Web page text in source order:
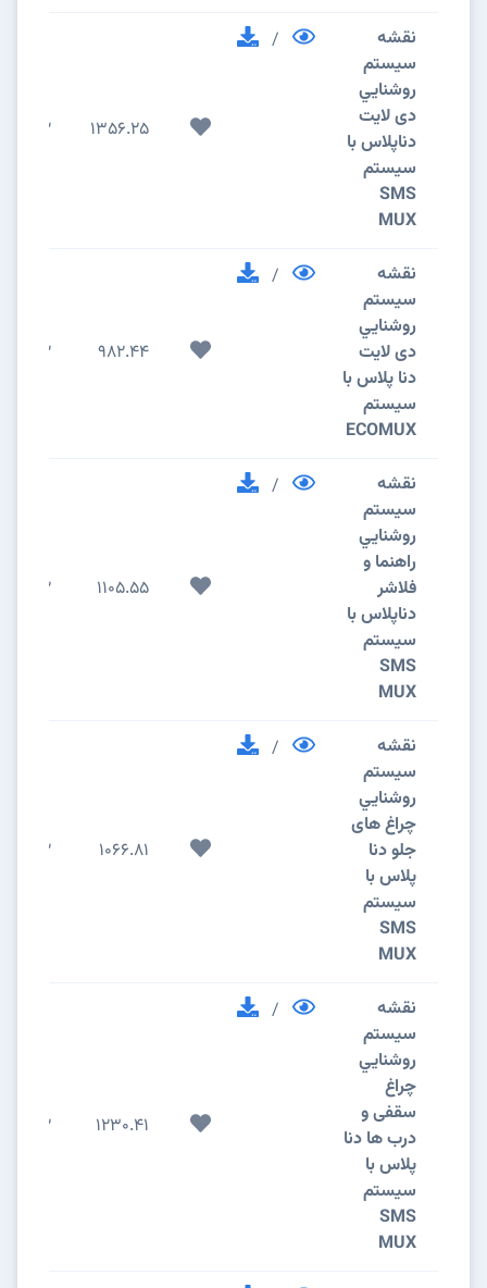
نقشه
سيستم
روشنايي
دی لایت
دناپلاس با
سیستم
SMS
MUX
/
1356.25
2
نقشه
سيستم
روشنايي
دی لایت
دنا پلاس با
سیستم
ECOMUX
/
982.44
2
نقشه
سيستم
روشنايي
راهنما و
فلاشر
دناپلاس با
سیستم
SMS
MUX
/
1105.55
2
نقشه
سيستم
روشنايي
چراغ های
جلو دنا
پلاس با
سیستم
SMS
MUX
/
1066.81
2
نقشه
سيستم
روشنايي
چراغ
سقفی و
درب ها دنا
پلاس با
سیستم
SMS
MUX
/
1230.41
2